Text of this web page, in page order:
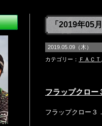
「2019年05
2019.05.09（木）
カテゴリー：
ＦＡＣＴ
フラップクロー
フラップクロー３